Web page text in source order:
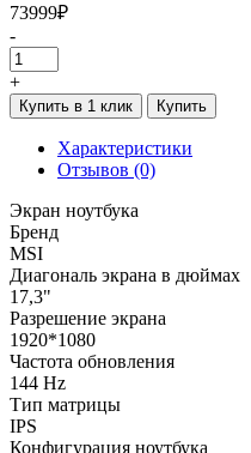
73999₽
-
+
Купить в 1 клик Купить
Характеристики
Отзывов (0)
Экран ноутбука
Бренд
MSI
Диагональ экрана в дюймах
17,3"
Разрешение экрана
1920*1080
Частота обновления
144 Hz
Тип матрицы
IPS
Конфигурация ноутбука